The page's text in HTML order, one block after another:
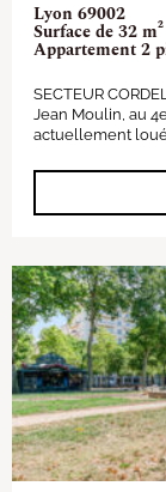
Lyon 69002
Surface de 32 m²
Appartement 2
SECTEUR
Jean Moulin, au
actuellement